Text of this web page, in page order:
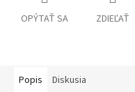
OPÝTAŤ SA ZDIEĽAŤ
Popis Diskusia